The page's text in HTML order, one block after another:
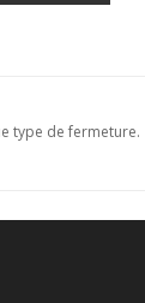
type de fermeture.